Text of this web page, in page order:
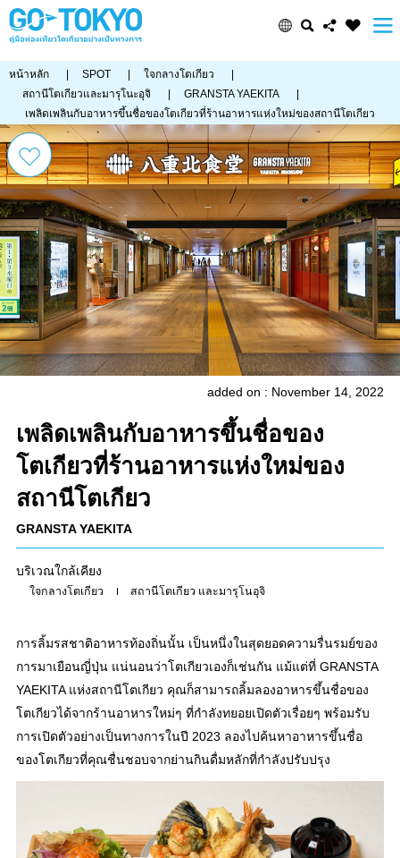
หน้าหลัก SPOT ใจกลางโตเกียว
สถานีโตเกียวและมารุโนะอุจิ
GRANSTA YAEKITA
เพลิดเพลินกับอาหารขึ้นชื่อของโตเกียวที่ร้านอาหารแห่งใหม่ของสถานีโตเกียว
added on : November 14, 2022
เพลิดเพลินกับอาหารขึ้นชื่อของ
โตเกียวที่ร้านอาหารแห่งใหม่ของ
สถานีโตเกียว
GRANSTA YAEKITA
บริเวณใกล้เคียง
ใจกลางโตเกียว สถานีโตเกียว และมารุโนอุจิ
การลิ้มรสชาติอาหารท้องถิ่นนั้น เป็นหนึ่งในสุดยอดความรื่นรมย์ของ
การมาเยือนญี่ปุ่น แน่นอนว่าโตเกียวเองก็เช่นกัน แม้แต่ที่ GRANSTA
YAEKITA แห่งสถานีโตเกียว คุณก็สามารถลิ้มลองอาหารขึ้นชื่อของ
โตเกียวได้จากร้านอาหารใหม่ๆ ที่กำลังทยอยเปิดตัวเรื่อยๆ พร้อมรับ
การเปิดตัวอย่างเป็นทางการในปี 2023 ลองไปค้นหาอาหารขึ้นชื่อ
ของโตเกียวที่คุณชื่นชอบจากย่านกินดื่มหลักที่กำลังปรับปรุง